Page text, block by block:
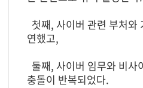
첫째, 사이버 관련 부처와
연했고,
둘째, 사이버 임무와 비사
충돌이 반복되었다.